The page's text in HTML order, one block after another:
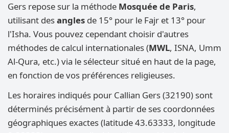
Gers repose sur la méthode Mosquée de Paris,
utilisant desangles de 15° pour le Fajr et 13° pour
l'Isha. Vous pouvez cependant choisir d'autres
méthodes de calcul internationales (MWL, ISNA, Umm
Al-Qura, etc.) via le sélecteur situé en haut de la page,
en fonction de vos préférences religieuses.
Les horaires indiqués pour Callian Gers (32190) sont
déterminés précisément à partir de ses coordonnées
géographiques exactes (latitude 43.63333, longitude